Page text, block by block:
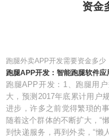
资金
跑腿外卖APP开发需要资金多少
跑腿APP开发：智能跑腿软件应
跑腿APP开发：1、跑腿用
大，预测2017年底累计用户
进步，许多之前觉得繁琐的
随着这个群体的不断扩大，“
到快递服务，再到外卖，“懒